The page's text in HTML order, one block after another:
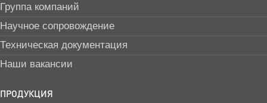
Группа компаний
Научное сопровождение
Техническая документация
Наши вакансии
ПРОДУКЦИЯ